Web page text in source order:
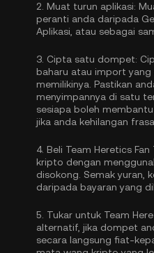
2. Muat turun aplikasi:
peranti anda daripada
Aplikasi, atau sebagai
3. Cipta satu dompet:
baharu atau import yang
memilikinya. Pastikan
menyimpannya di satu
sesiapa boleh
jika anda kehilangan
4. Beli Team Heretics Fan
kripto dengan
disokong. Semak yuran,
daripada bayaran yang
5. Tukar untuk Team
alternatif, jika dompet
secara langsung fiat-